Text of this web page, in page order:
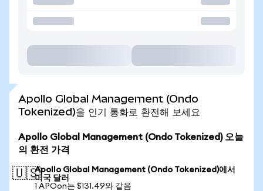
Apollo Global Management (Ondo
Tokenized)을 인기 통화로 환전해 보세요
Apollo Global Management (Ondo Tokenized) 오늘
의 환전 가격
🇺🇸Apollo Global Management (Ondo Tokenized)에서
미국 달러
1 APOon는 $131.49와 같음